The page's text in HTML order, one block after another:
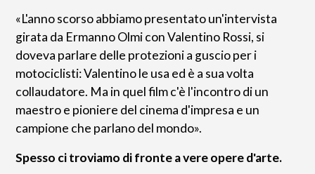
«L'anno scorso abbiamo presentato un'intervista
girata da Ermanno Olmi con Valentino Rossi, si
doveva parlare delle protezioni a guscio per i
motociclisti: Valentino le usa ed è a sua volta
collaudatore. Ma in quel film c'è l'incontro di un
maestro e pioniere del cinema d'impresa e un
campione che parlano del mondo».
Spesso ci troviamo di fronte a vere opere d'arte.